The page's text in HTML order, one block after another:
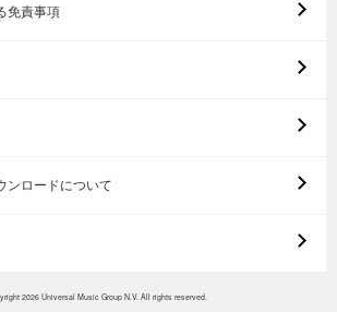
免責事項
ンロードについて
2026 Universal Music Group N.V. All rights reserved.